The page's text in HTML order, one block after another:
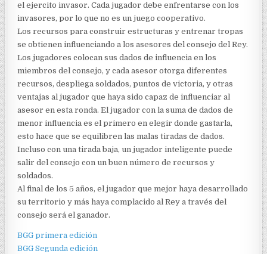
el ejercito invasor. Cada jugador debe enfrentarse con los
invasores, por lo que no es un juego cooperativo.
Los recursos para construir estructuras y entrenar tropas
se obtienen influenciando a los asesores del consejo del Rey.
Los jugadores colocan sus dados de influencia en los
miembros del consejo, y cada asesor otorga diferentes
recursos, despliega soldados, puntos de victoria, y otras
ventajas al jugador que haya sido capaz de influenciar al
asesor en esta ronda. El jugador con la suma de dados de
menor influencia es el primero en elegir donde gastarla,
esto hace que se equilibren las malas tiradas de dados.
Incluso con una tirada baja, un jugador inteligente puede
salir del consejo con un buen número de recursos y
soldados.
Al final de los 5 años, el jugador que mejor haya desarrollado
su territorio y más haya complacido al Rey a través del
consejo será el ganador.
BGG primera edición
BGG Segunda edición